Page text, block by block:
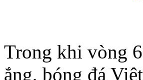
Trong khi vòng
ắng, bóng đá